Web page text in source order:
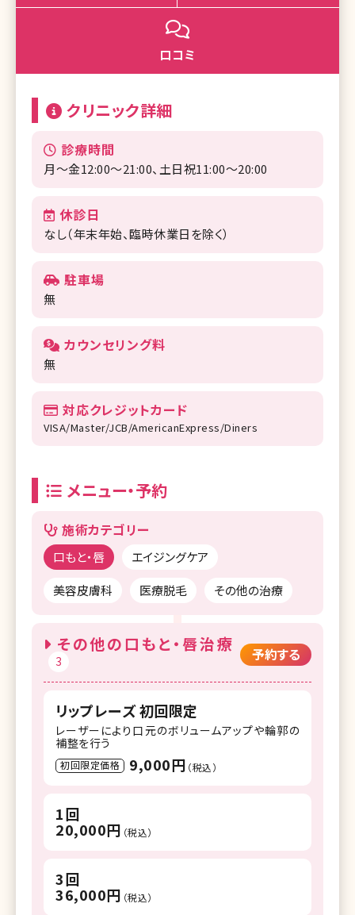
口コミ
クリニック詳細
診療時間
月〜金12:00〜21:00、土日祝11:00〜20:00
休診日
なし（年末年始、臨時休業日を除く）
駐車場
無
カウンセリング料
無
対応クレジットカード
VISA/Master/JCB/AmericanExpress/Diners
メニュー・予約
施術カテゴリー
口もと・唇
エイジングケア
美容皮膚科
医療脱毛 その他の治療
その他の口もと・唇治療
3 予約する
リップレーズ 初回限定
レーザーにより口元のボリュームアップや輪郭の
補整を行う
初回限定価格 9,000円 （税込）
1回
20,000円 （税込）
3回
36,000円 （税込）